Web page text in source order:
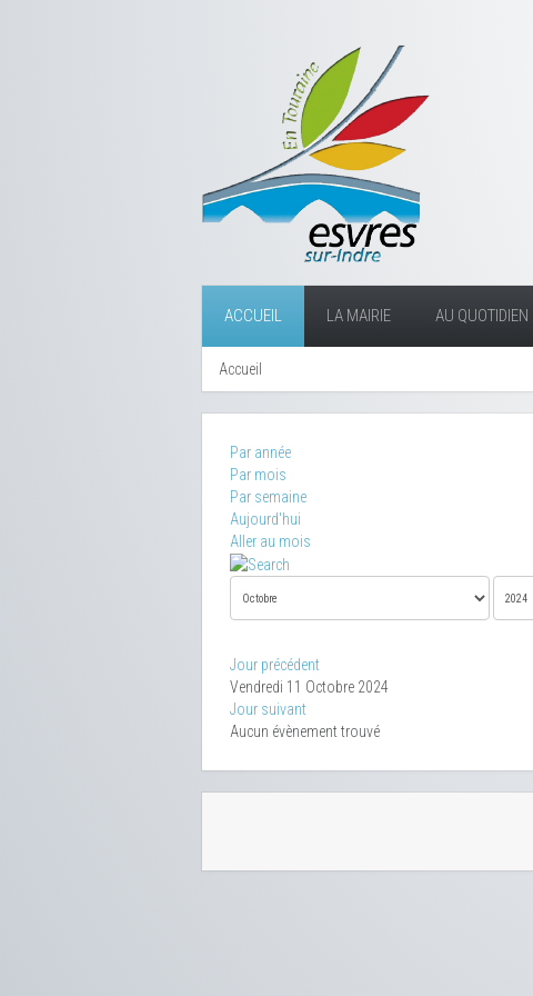
ACCUEIL LA MAIRIE AU QUOTIDIEN
Accueil
Par année
Par mois
Par semaine
Aujourd'hui
Aller au mois
Jour précédent
Vendredi 11 Octobre 2024
Jour suivant
Aucun évènement trouvé